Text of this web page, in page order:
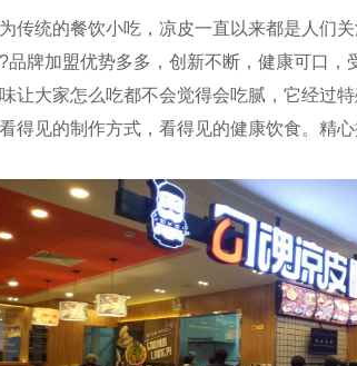
统的餐饮小吃，凉皮一直以来都是人们关
牌加盟优势多多，创新不断，健康可口，
大家怎么吃都不会觉得会吃腻，它经过
得见的制作方式，看得见的健康饮食。精